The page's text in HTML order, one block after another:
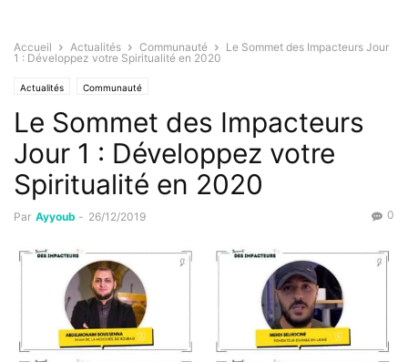
Accueil Actualités Communauté
Le Sommet des Impacteurs Jour
1 : Développez votre Spiritualité en 2020
Actualités Communauté
Le Sommet des Impacteurs
Jour 1 : Développez votre
Spiritualité en 2020
Par Ayyoub - 26/12/2019 0